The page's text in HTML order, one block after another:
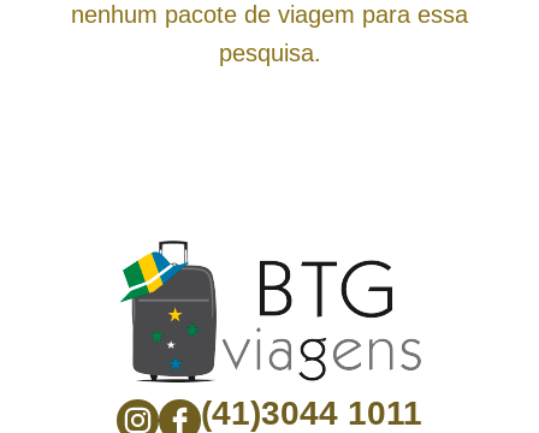
nenhum pacote de viagem para essa
pesquisa.
(41)3044 1011